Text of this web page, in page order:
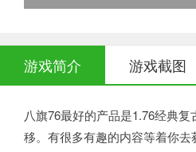
游戏简介 游戏截图
八旗76最好的产品是1.76经典
移。有很多有趣的内容等着你